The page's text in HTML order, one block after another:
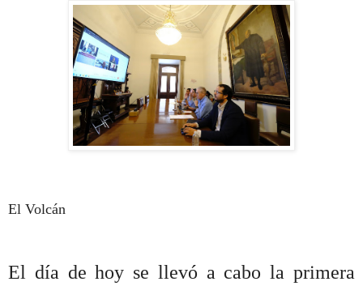
El Volcán
El día de hoy se llevó a cabo la primera